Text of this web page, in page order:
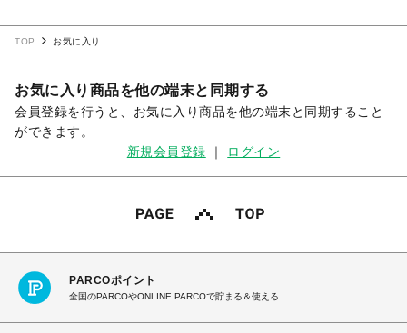
TOP お気に入り
お気に入り商品を他の端末と同期する
会員登録を行うと、お気に入り商品を他の端末と同期すること
ができます。
新規会員登録 ｜ ログイン
PARCOポイント
全国のPARCOやONLINE PARCOで貯まる＆使える